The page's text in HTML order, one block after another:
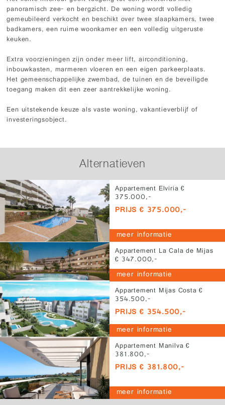
panoramisch zee- en bergzicht. De woning wordt volledig
gemeubileerd verkocht en beschikt over twee slaapkamers, twee
badkamers, een ruime woonkamer en een volledig uitgeruste
keuken.
Extra voorzieningen zijn onder meer lift, airconditioning,
inbouwkasten, marmeren vloeren en een eigen parkeerplaats.
Het gemeenschappelijke zwembad, de tuinen en de beveiligde
toegang maken dit een zeer aantrekkelijke woning.
Een uitstekende keuze als vaste woning, vakantieverblijf of
investeringsobject.
Alternatieven
Appartement Elviria €
375.000,-
PRIJS € 375.000,-
meer informatie
Appartement La Cala de Mijas
€ 347.000,-
PRIJS € 347.000,-
meer informatie
Appartement Mijas Costa €
354.500,-
PRIJS € 354.500,-
meer informatie
Appartement Manilva €
381.800,-
PRIJS € 381.800,-
meer informatie